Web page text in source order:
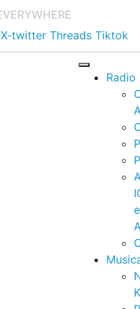
X-twitter Threads Tiktok
Radio
e